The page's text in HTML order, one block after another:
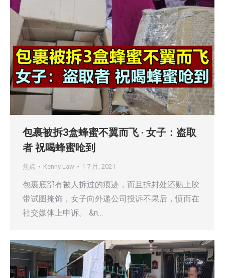
包裹被拆3盒蜂蜜不翼而飞 · 女子：盗取
者 祝喝蜂蜜呛到
焦点 Kenny Law 1 7 月, 2021
包裹底部有被人拆过的痕迹，而且拆封处还贴上胶
带试图掩饰，女子向外递公司投诉不果后，愤而在
社交媒体上申诉。 &n…